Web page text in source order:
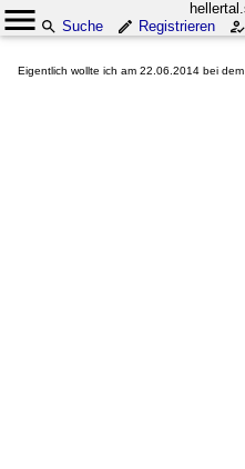
Suche
Registrieren
Eigentlich wollte ich am 22.06.2014 bei